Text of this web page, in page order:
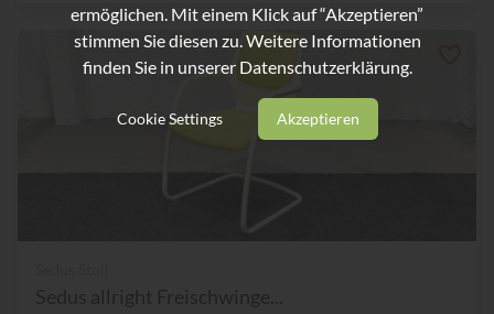
ermöglichen. Mit einem Klick auf “Akzeptieren”
stimmen Sie diesen zu. Weitere Informationen
finden Sie in unserer Datenschutzerklärung.
Cookie Settings Akzeptieren